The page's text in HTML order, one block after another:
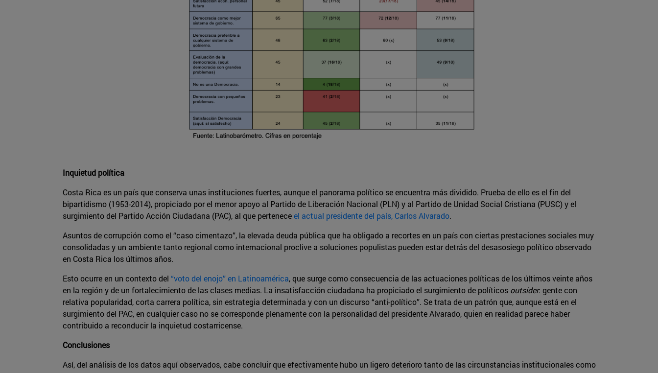
Inquietud política
Costa Rica es un país que conserva unas instituciones fuertes, aunque el panorama político se encuentra más dividido. Prueba de ello es el fin del
bipartidismo (1953-2014), propiciado por el menor apoyo al Partido de Liberación Nacional (PLN) y al Partido de Unidad Social Cristiana (PUSC) y el
surgimiento del Partido Acción Ciudadana (PAC), al que perteneceel actual presidente del país, Carlos Alvarado.
Asuntos de corrupción como el “caso cimentazo”, la elevada deuda pública que ha obligado a recortes en un país con ciertas prestaciones sociales muy
consolidadas y un ambiente tanto regional como internacional proclive a soluciones populistas pueden estar detrás del desasosiego político observado
en Costa Rica los últimos años.
Esto ocurre en un contexto del “voto del enojo” en Latinoamérica, que surge como consecuencia de las actuaciones políticas de los últimos veinte años
en la región y de un fortalecimiento de las clases medias. La insatisfacción ciudadana ha propiciado el surgimiento de políticos outsider: gente con
relativa popularidad, corta carrera política, sin estrategia determinada y con un discurso “anti-político”. Se trata de un patrón que, aunque está en el
surgimiento del PAC, en cualquier caso no se corresponde plenamente con la personalidad del presidente Alvarado, quien en realidad parece haber
contribuido a reconducir la inquietud costarricense.
Conclusiones
Así, del análisis de los datos aquí observados, cabe concluir que efectivamente hubo un ligero deterioro tanto de las circunstancias institucionales como